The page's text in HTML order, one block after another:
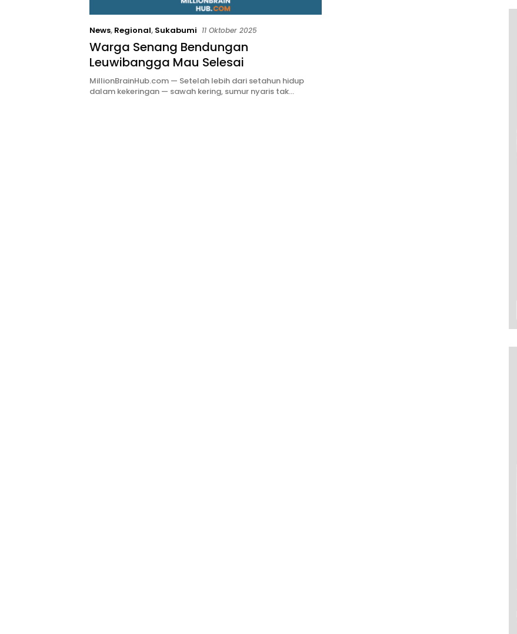
News, Regional, Sukabumi 11 Oktober 2025
Warga Senang Bendungan
Leuwibangga Mau Selesai
MillionBrainHub.com — Setelah lebih dari setahun hidup
dalam kekeringan — sawah kering, sumur nyaris tak…